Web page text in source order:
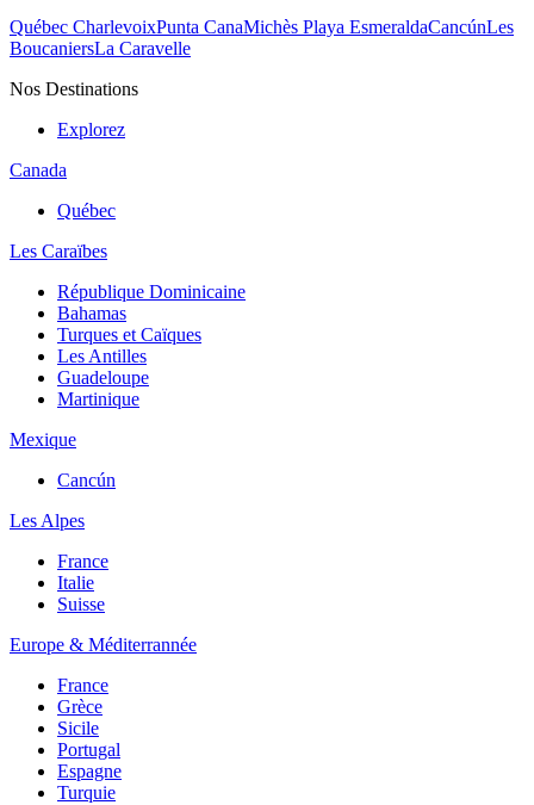
Québec CharlevoixPunta CanaMichès Playa EsmeraldaCancúnLes
BoucaniersLa Caravelle
Nos Destinations
Explorez
Canada
Québec
Les Caraïbes
République Dominicaine
Bahamas
Turques et Caïques
Les Antilles
Guadeloupe
Martinique
Mexique
Cancún
Les Alpes
France
Italie
Suisse
Europe & Méditerrannée
France
Grèce
Sicile
Portugal
Espagne
Turquie